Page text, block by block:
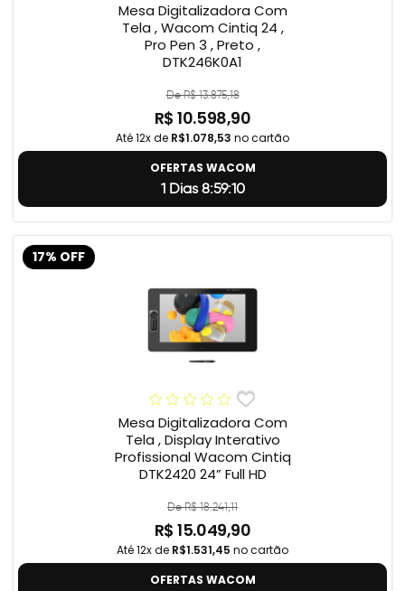
Mesa Digitalizadora Com
Tela , Wacom Cintiq 24 ,
Pro Pen 3 , Preto ,
DTK246K0A1
De R$ 13.875,18
R$ 10.598,90
Até 12x de R$1.078,53 no cartão
OFERTAS WACOM
1 Dias 8:59:9
17% OFF
Mesa Digitalizadora Com
Tela , Display Interativo
Profissional Wacom Cintiq
DTK2420 24” Full HD
De R$ 18.241,11
R$ 15.049,90
Até 12x de R$1.531,45 no cartão
OFERTAS WACOM